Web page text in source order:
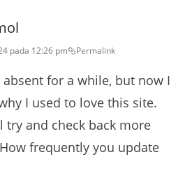
pada 12:26 pm Permalink
absent for a while, but now I
I used to love this site.
try and check back more
frequently you update